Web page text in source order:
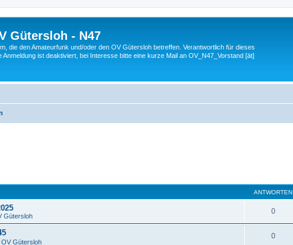
Gütersloh - N47
die den Amateurfunk und/oder den OV Gütersloh betreffen. Verantwortlich für dieses
Anmeldung ist deaktiviert, bei Interesse bitte eine kurze Mail an OV_N47_Vorstand [ät]
ANTWORTEN
Gütersloh
0
OV Gütersloh
0